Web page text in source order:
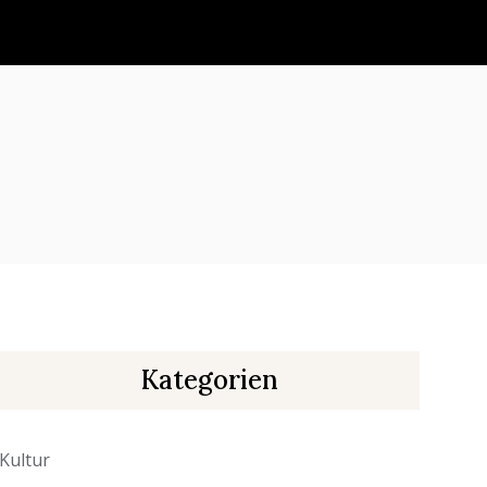
Kategorien
Kultur